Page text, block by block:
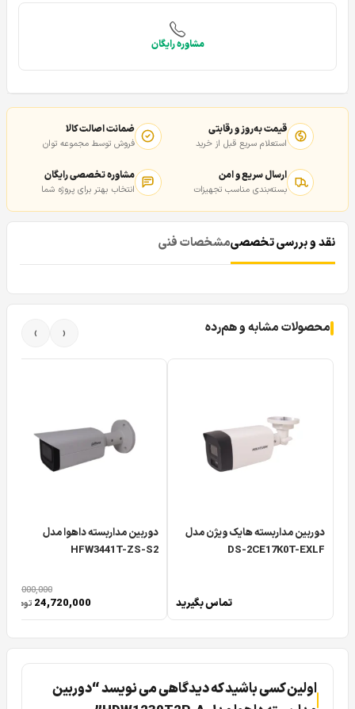
مشاوره رایگان
قیمت به‌روز و رقابتی
استعلام سریع قبل از خرید
ضمانت اصالت کالا
فروش توسط مجموعه توان
ارسال سریع و امن
بسته‌بندی مناسب تجهیزات
مشاوره تخصصی رایگان
انتخاب بهتر برای پروژه شما
نقد و بررسی تخصصیمشخصات فنی
محصولات مشابه و هم‌رده ‹
›
دوربین مداربسته هایک ویژن مدل
DS-2CE17K0T-EXLF
تماس بگیرید
دوربین مداربسته داهوا مدل
HFW3441T-ZS-S2
30,000,000
24,720,000 تومان
اولین کسی باشید که دیدگاهی می نویسد “دوربین